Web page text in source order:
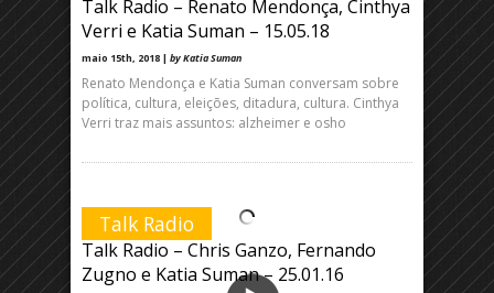
Talk Radio – Renato Mendonça, Cinthya
Verri e Katia Suman – 15.05.18
maio 15th, 2018 | by Katia Suman
Renato Mendonça e Katia Suman conversam sobre
política, cultura, eleições, ditadura, cultura. Cinthya
Verri traz mais assuntos: alzheimer e osho
Talk Radio
Talk Radio – Chris Ganzo, Fernando
Zugno e Katia Suman – 25.01.16